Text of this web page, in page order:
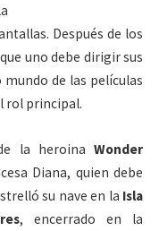
Después de los
uno debe dirigir sus
mundo de las películas
rol principal.
la heroinaWonder
Diana, quien debe
su nave en la Isla
, encerrado en la